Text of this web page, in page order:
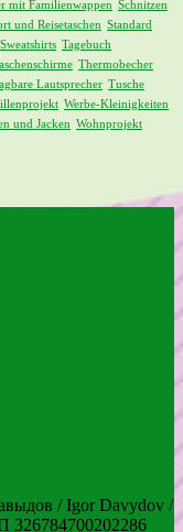
mit Familienwappen Schnitzen
und Reisetaschen Standard
Sweatshirts Tagebuch
Thermobecher
Lautsprecher Tusche
Werbe-Kleinigkeiten
und Jacken Wohnprojekt
/ Igor Davydov /